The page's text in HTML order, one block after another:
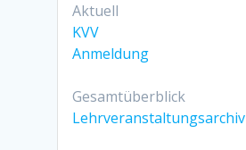
Aktuell
KVV
Anmeldung
Gesamtüberblick
Lehrveranstaltungsarchiv